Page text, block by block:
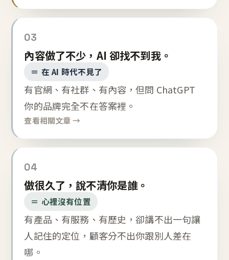
03
內容做了不少，AI 卻找不到我。
＝ 在 AI 時代不見了
有官網、有社群、有內容，但問 ChatGPT
你的品牌完全不在答案裡。
查看相關文章 →
04
做很久了，說不清你是誰。
＝ 心裡沒有位置
有產品、有服務、有歷史，卻講不出一句讓
人記住的定位，顧客分不出你跟別人差在
哪。